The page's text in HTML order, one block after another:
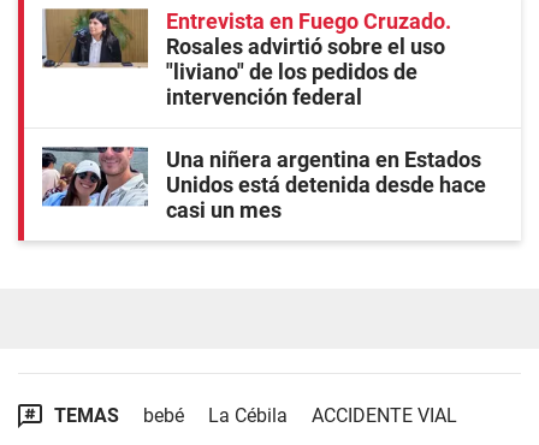
Entrevista en Fuego Cruzado
Rosales advirtió sobre el uso
"liviano" de los pedidos de
intervención federal
Una niñera argentina en Estados
Unidos está detenida desde hace
casi un mes
TEMAS bebé La Cébila ACCIDENTE VIAL